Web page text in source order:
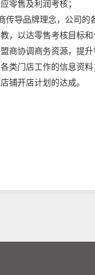
零售及利润考核；
导品牌理念，公司的
，以达零售考核目标和
商协调商务资源，提升
类门店工作的信息资料
铺开店计划的达成。